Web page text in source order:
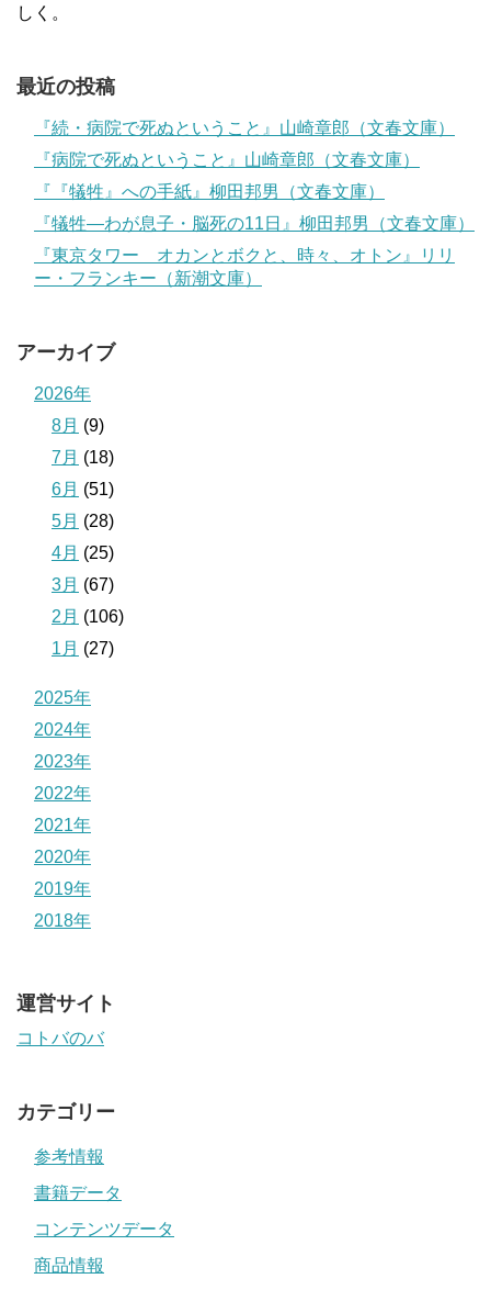
しく。
最近の投稿
『続・病院で死ぬということ』山崎章郎（文春文庫）
『病院で死ぬということ』山崎章郎（文春文庫）
『『犠牲』への手紙』柳田邦男（文春文庫）
『犠牲―わが息子・脳死の11日』柳田邦男（文春文庫）
『東京タワー オカンとボクと、時々、オトン』リリ
ー・フランキー（新潮文庫）
アーカイブ
2026年
8月 (9)
7月 (18)
6月 (51)
5月 (28)
4月 (25)
3月 (67)
2月 (106)
1月 (27)
2025年
2024年
2023年
2022年
2021年
2020年
2019年
2018年
運営サイト
コトバのバ
カテゴリー
参考情報
書籍データ
コンテンツデータ
商品情報